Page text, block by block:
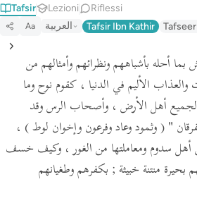
Tafsir Lezioni Riflessi
Aa العربية Tafsir Ibn Kathir
أحله بأشباههم ونظرائهم وأمثالهم من
الأليم في الدنيا ، كقوم نوح وما
لجميع أهل الأرض ، وأصحاب الرس وقد
" ( وثمود وعاد وفرعون وإخوان لوط ) ،
أهل سدوم ومعاملتها من الغور ، وكيف خسف
منتنة خبيثة ; بكفرهم وطغيانهم